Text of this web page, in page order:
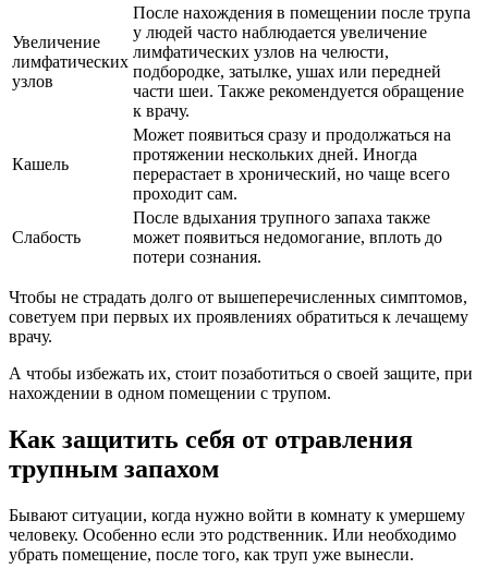
Увеличение
лимфатических
узлов
После нахождения в помещении после трупа
у людей часто наблюдается увеличение
лимфатических узлов на челюсти,
подбородке, затылке, ушах или передней
части шеи. Также рекомендуется обращение
к врачу.
Кашель
Может появиться сразу и продолжаться на
протяжении нескольких дней. Иногда
перерастает в хронический, но чаще всего
проходит сам.
Слабость
После вдыхания трупного запаха также
может появиться недомогание, вплоть до
потери сознания.
Чтобы не страдать долго от вышеперечисленных симптомов,
советуем при первых их проявлениях обратиться к лечащему
врачу.
А чтобы избежать их, стоит позаботиться о своей защите, при
нахождении в одном помещении с трупом.
Как защитить себя от отравления
трупным запахом
Бывают ситуации, когда нужно войти в комнату к умершему
человеку. Особенно если это родственник. Или необходимо
убрать помещение, после того, как труп уже вынесли.